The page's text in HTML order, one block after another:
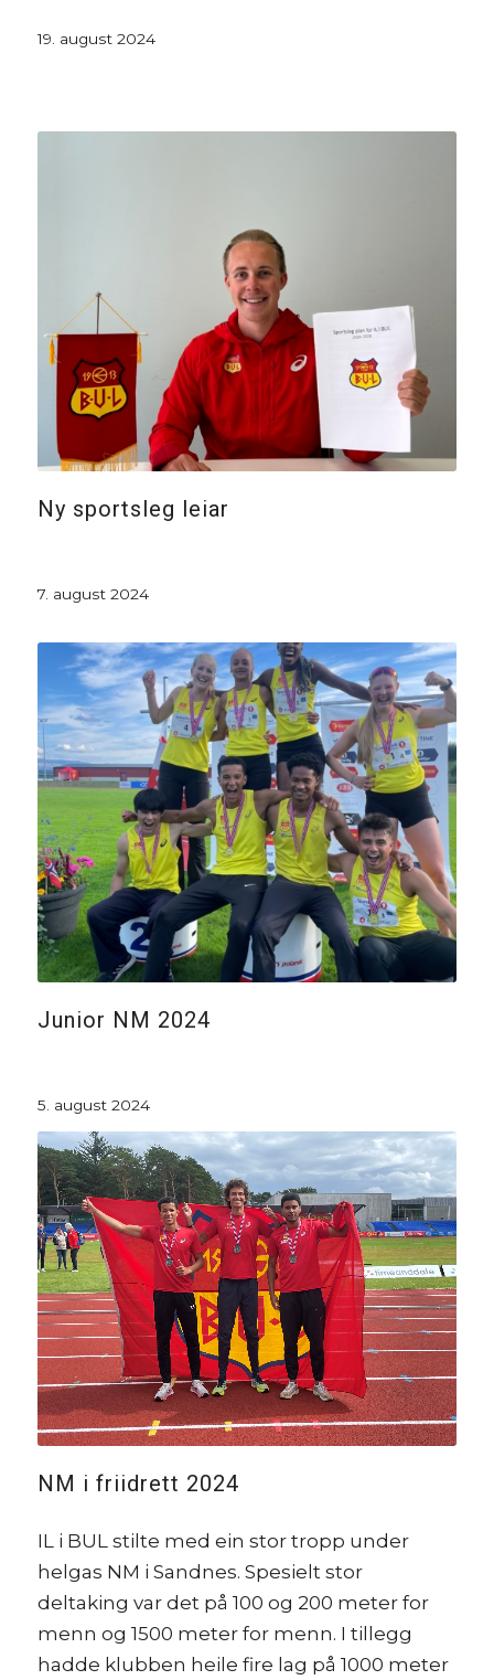
19. august 2024
Ny sportsleg leiar
7. august 2024
Junior NM 2024
5. august 2024
NM i friidrett 2024
IL i BUL stilte med ein stor tropp under
helgas NM i Sandnes. Spesielt stor
deltaking var det på 100 og 200 meter for
menn og 1500 meter for menn. I tillegg
hadde klubben heile fire lag på 1000 meter